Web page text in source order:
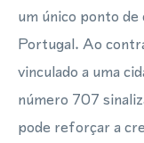
um único ponto
Portugal. Ao
vinculado a uma
número 707
pode reforçar a